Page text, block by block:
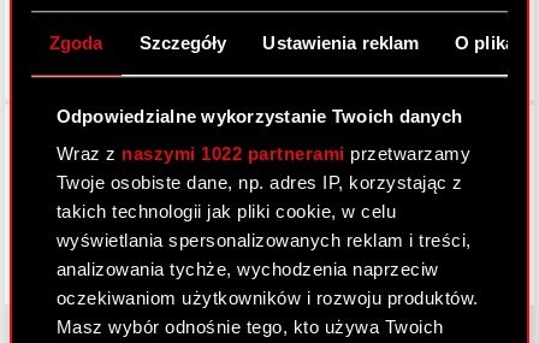
Zgoda Szczegóły Ustawienia reklam O
Odpowiedzialne wykorzystanie Twoich danych
Wraz z naszymi 1022 partnerami przetwarzamy
Twoje osobiste dane, np. adres IP, korzystając z
takich technologii jak pliki cookie, w celu
wyświetlania spersonalizowanych reklam i treści,
analizowania tychże, wychodzenia naprzeciw
oczekiwaniom użytkowników i rozwoju produktów.
Masz wybór odnośnie tego, kto używa Twoich
Facebook